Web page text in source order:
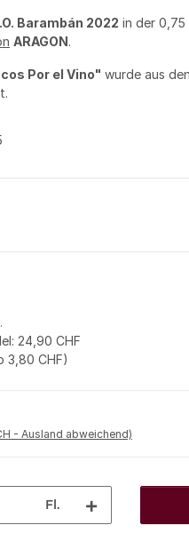
Barambán 2022 in der 0,75
ARAGON.
Por el Vino" wurde aus
: 24,90 CHF
3,80 CHF)
- Ausland abweichend)
Fl.